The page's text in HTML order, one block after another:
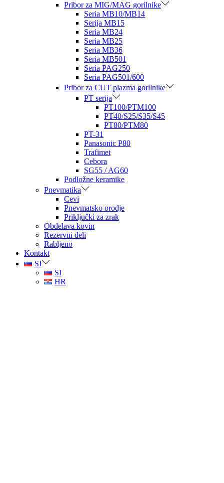
Pribor za MIG/MAG gorilnike
Seria MB10/MB14
Serija MB15
Seria MB24
Seria MB25
Seria MB36
Seria MB501
Seria PAG250
Seria PAG501/600
Pribor za CUT plazma gorilnike
PT serija
PT100/PTM100
PT40/S25/S35/S45
PT80/PTM80
PT-31
Panasonic P80
Trafimet
Cebora
SG55 / AG60
Podložne keramike
Pnevmatika
Cevi
Pnevmatsko orodje
Priključki za zrak
Obdelava kovin
Rezervni deli
Rabljeno
Kontakt
SI
SI
HR